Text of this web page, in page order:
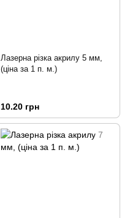
Лазерна різка акрилу 5 мм,
(ціна за 1 п. м.)
10.20 грн